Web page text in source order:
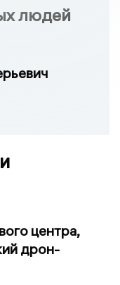
людей
центра,
дрон-